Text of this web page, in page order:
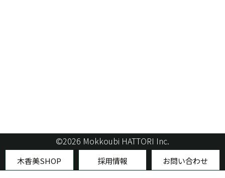
木香美SHOP 採用情報 お問い合わせ
©2026 Mokkoubi HATTORI Inc.